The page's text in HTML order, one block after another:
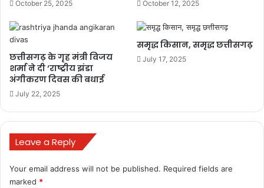
Buland media
October 25, 2025 October 12, 2025
छत्तीसगढ़ के गृह मंत्री विजय
शर्मा ने दी ‘राष्ट्रीय झंडा
अंगीकरण दिवस की बधाई
July 22, 2025
समृद्ध किसान, समृद्ध छत्तीसगढ़
July 17, 2025
Leave a Reply
Your email address will not be published. Required fields are
marked *